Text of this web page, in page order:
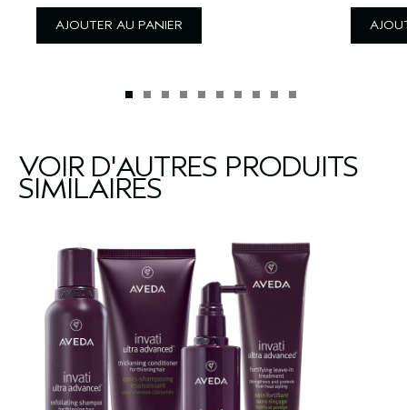
AJOUTER AU PANIER
VOIR D'AUTRES PRODUITS
SIMILAIRES